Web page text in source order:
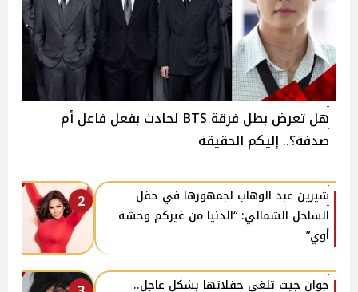
هل تعرض بطل فرقة BTS لحادث بفعل فاعل أم
صدفة؟.. إليكم الحقيقة
2
شيرين عبد الوهاب لجمهورها في حفل
الساحل الشمالي: “الدنيا من غيركم وحشة
أوي”
جوان جيت تلغي حفلاتها بشكل عاجل..